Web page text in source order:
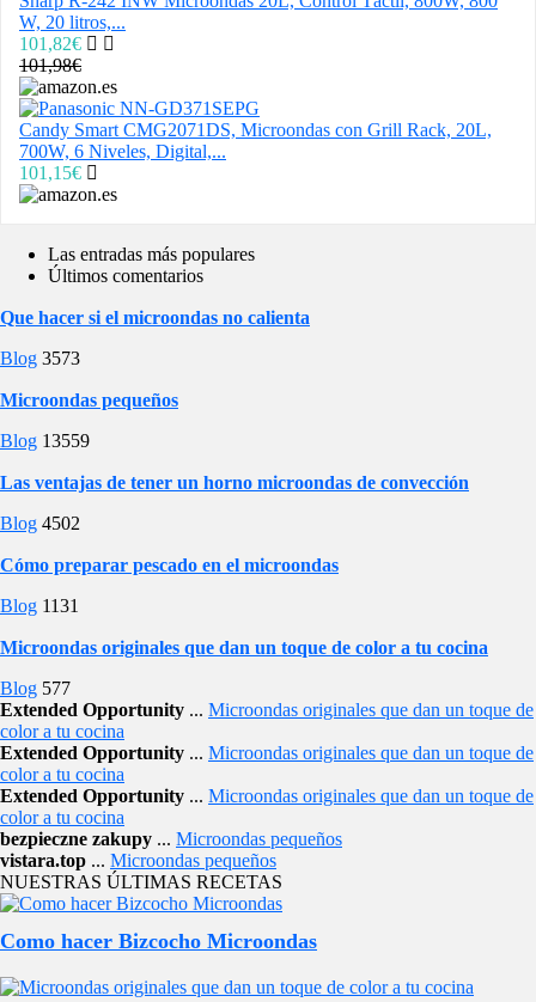
W, 20 litros,...
101,82€
101,98€
Candy Smart CMG2071DS, Microondas con Grill Rack, 20L,
700W, 6 Niveles, Digital,...
101,15€
Las entradas más populares
Últimos comentarios
Que hacer si el microondas no calienta
Blog 3573
Microondas pequeños
Blog 13559
Las ventajas de tener un horno microondas de convección
Blog 4502
Cómo preparar pescado en el microondas
Blog 1131
Microondas originales que dan un toque de color a tu cocina
Blog 577
Extended Opportunity ... Microondas originales que dan un toque de
color a tu cocina
Extended Opportunity ... Microondas originales que dan un toque de
color a tu cocina
Extended Opportunity ... Microondas originales que dan un toque de
color a tu cocina
bezpieczne zakupy ... Microondas pequeños
vistara.top ... Microondas pequeños
NUESTRAS ÚLTIMAS RECETAS
Como hacer Bizcocho Microondas